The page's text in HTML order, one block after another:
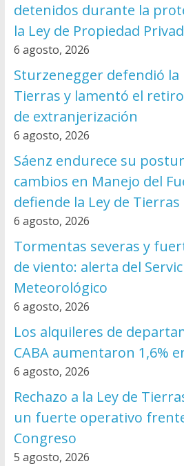
detenidos durante la
la Ley de Propiedad
6 agosto, 2026
Sturzenegger defendió la
Tierras y lamentó el
de extranjerización
6 agosto, 2026
Sáenz endurece su
cambios en Manejo del
defiende la Ley de Tierras
6 agosto, 2026
Tormentas severas y
de viento: alerta del
Meteorológico
6 agosto, 2026
Los alquileres de
CABA aumentaron 1,6%
6 agosto, 2026
Rechazo a la Ley de
un fuerte operativo
Congreso
5 agosto, 2026